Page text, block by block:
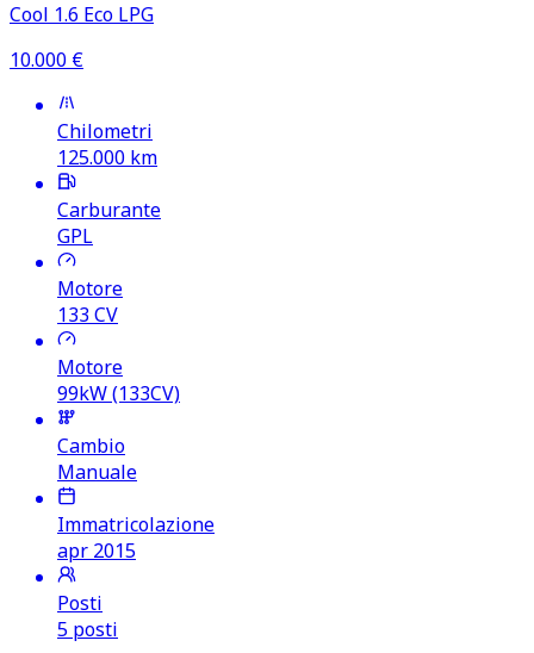
Cool 1.6 Eco LPG
10.000 €
Chilometri
125.000 km
Carburante
GPL
Motore
133CV
Motore
99kW (133CV)
Cambio
Manuale
Immatricolazione
apr 2015
Posti
5 posti